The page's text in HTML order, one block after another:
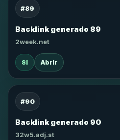
#89
Backlink generado 89
2week.net
SI Abrir
#90
Backlink generado 90
32w5.adj.st